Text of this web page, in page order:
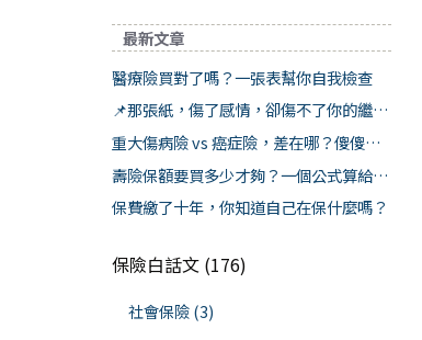
最新文章
醫療險買對了嗎？一張表幫你自我檢查
📌那張紙，傷了感情，卻傷不了你的繼承
權
重大傷病險 vs 癌症險，差在哪？傻傻分
不清楚
壽險保額要買多少才夠？一個公式算給你
看
保費繳了十年，你知道自己在保什麼嗎？
保險白話文 (176)
社會保險 (3)